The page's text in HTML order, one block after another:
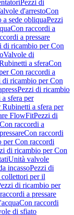
Pezzi di
d'arrestoCon
a sede obliquaPezzi
Con raccordi a
a pressare
di ricambio per Con
Valvole di
a sferaCon
Con raccordi a
di ricambio per Con
Pezzi di ricambio
sfera per
a sfera per
FlowFitPezzi di
Con raccordi a
Con raccordi
per Con raccordi
di ricambio per Con
Unità valvole
incassoPezzi di
per il
di ricambio per
a pressare
Con raccordi
di sfiato